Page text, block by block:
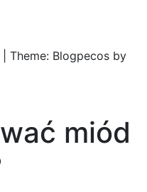
Theme: Blogpecos by
miód